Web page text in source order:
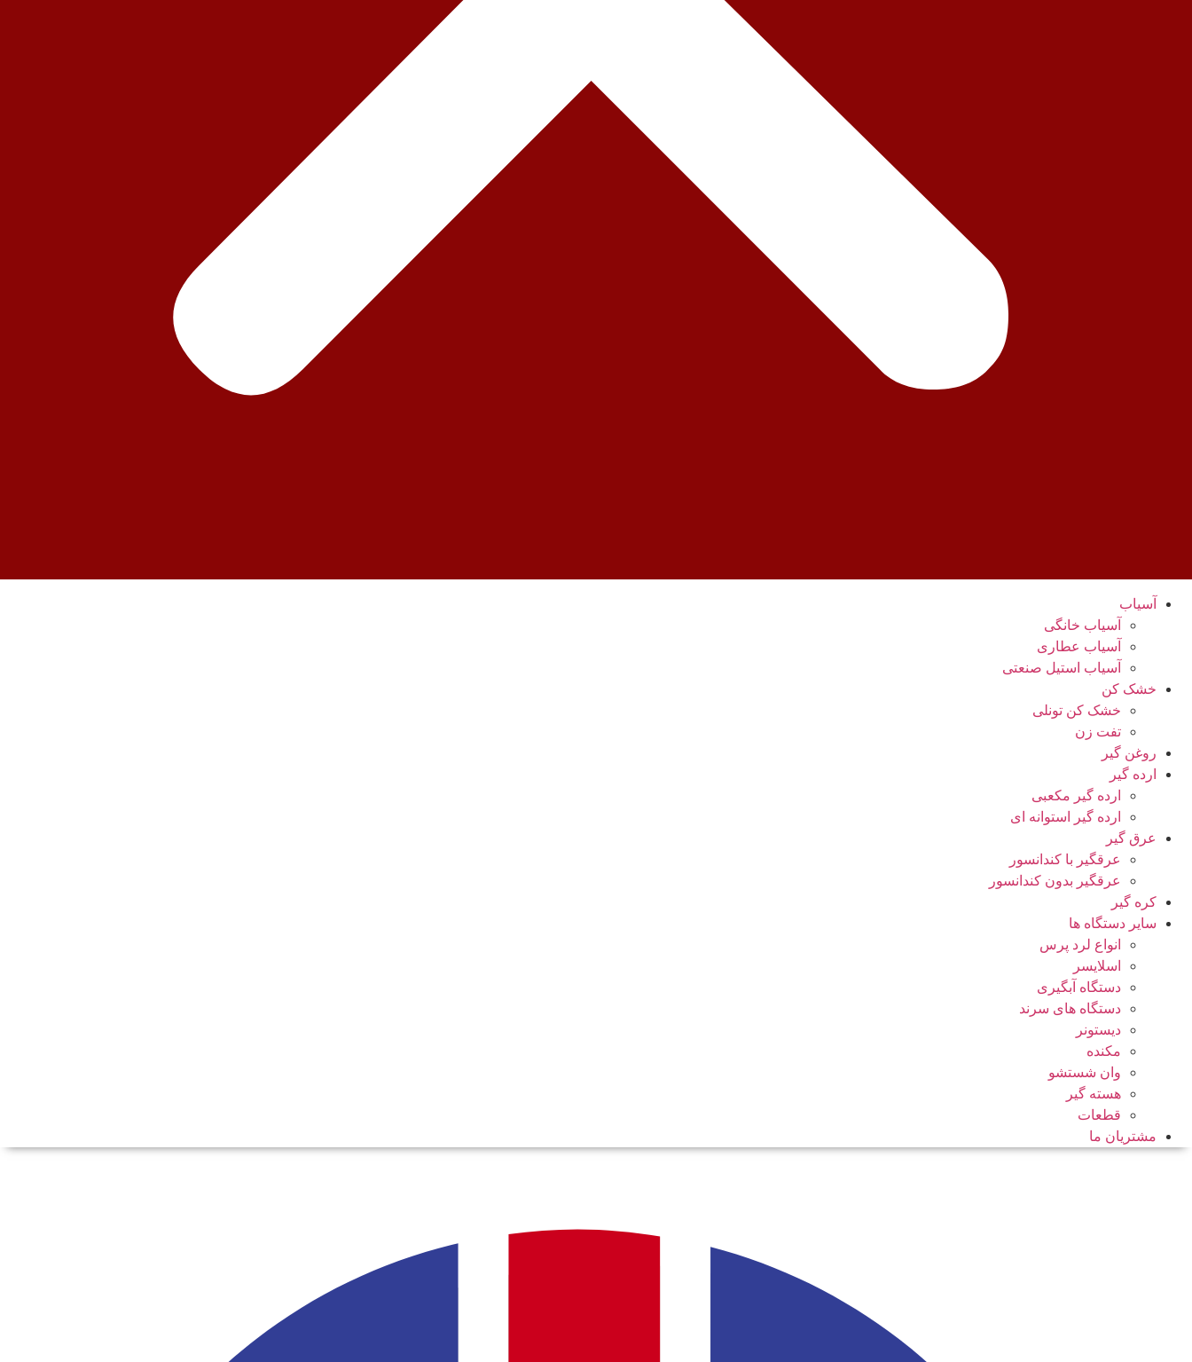
آسیاب
آسیاب خانگی
آسیاب عطاری
آسیاب استیل صنعتی
خشک کن
خشک کن تونلی
تفت زن
روغن گیر
ارده گیر
ارده گیر مکعبی
ارده گیر استوانه ای
عرق گیر
عرقگیر با کندانسور
عرقگیر بدون کندانسور
کره گیر
سایر دستگاه ها
انواع لرد پرس
اسلایسر
دستگاه آبگیری
دستگاه های سرند
دیستونر
مکنده
وان شستشو
هسته گیر
قطعات
مشتریان ما